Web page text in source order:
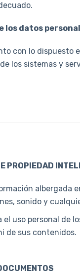
los datos
con lo dispuesto
los sistemas y
PROPIEDAD
albergada
sonido y
el uso personal de
de sus contenidos.